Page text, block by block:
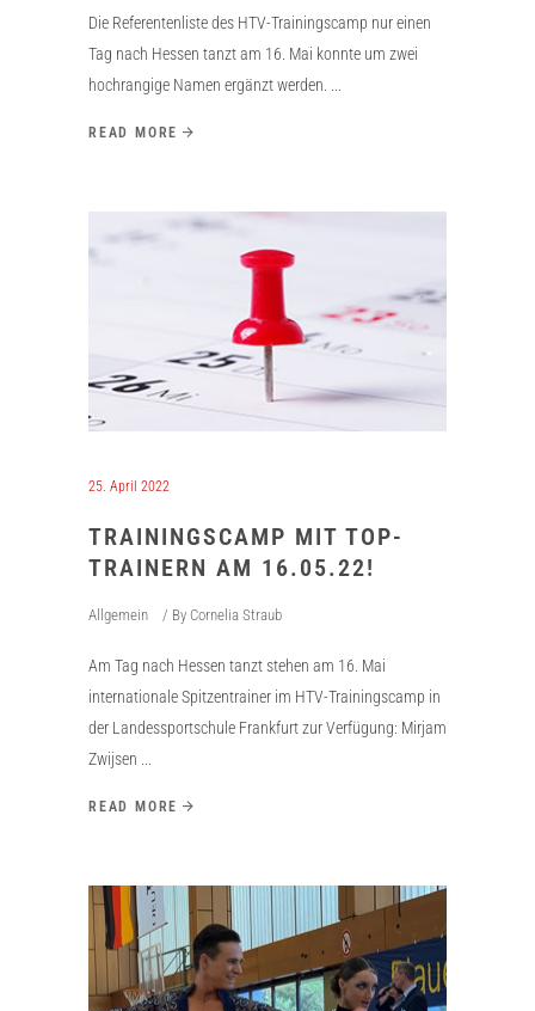
Die Referentenliste des HTV-Trainingscamp nur einen
Tag nach Hessen tanzt am 16. Mai konnte um zwei
hochrangige Namen ergänzt werden.
READ MORE
25. April 2022
TRAININGSCAMP MIT TOP-
TRAINERN AM 16.05.22!
Allgemein By Cornelia Straub
Am Tag nach Hessen tanzt stehen am 16. Mai
internationale Spitzentrainer im HTV-Trainingscamp in
der Landessportschule Frankfurt zur Verfügung: Mirjam
Zwijsen
READ MORE